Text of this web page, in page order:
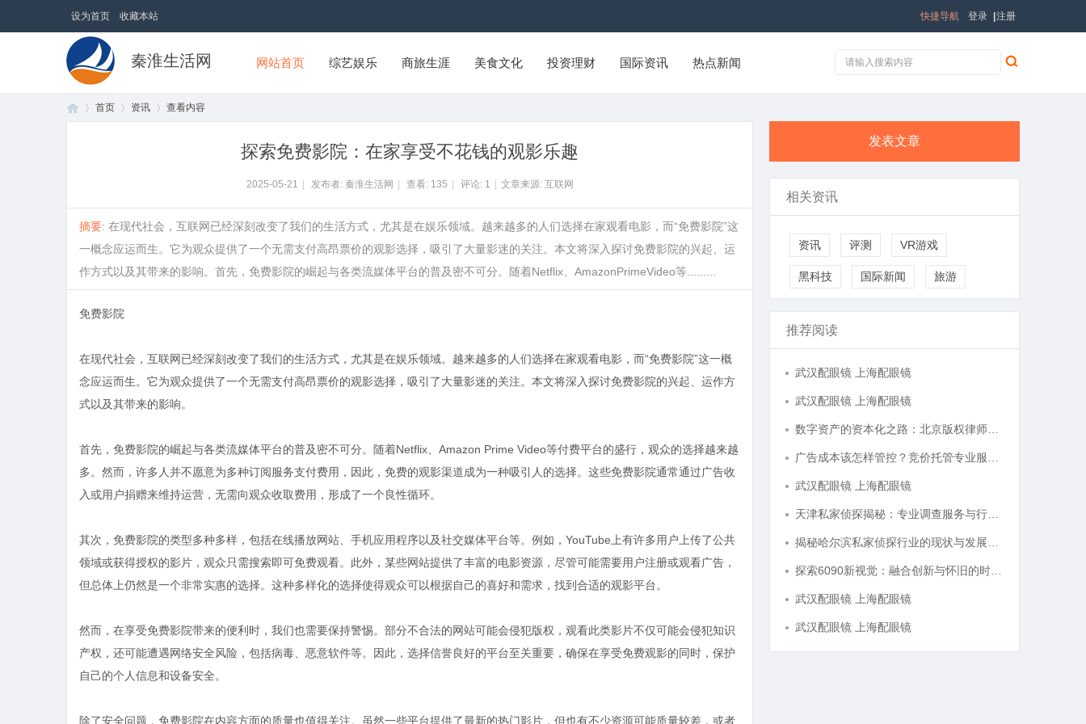
设为首页 收藏本站 登录 注册
快捷导航
秦淮生活网 网站首页 综艺娱乐 商旅生涯 美食文化 投资理财 国际资讯 热点新闻
首页 资讯 查看内容
探索免费影院：在家享受不花钱的观影乐趣
2025-05-21 发布者: 秦淮生活网 查看: 135 评论: 1 文章来源: 互联网
摘要: 在现代社会，互联网已经深刻改变了我们的生活方式，尤其是在娱乐领域。越来越多的人们选择在家观看电影，而“免费影院”这
一概念应运而生。它为观众提供了一个无需支付高昂票价的观影选择，吸引了大量影迷的关注。本文将深入探讨免费影院的兴起、运
作方式以及其带来的影响。首先，免费影院的崛起与各类流媒体平台的普及密不可分。随着Netflix、AmazonPrimeVideo等.........
免费影院
在现代社会，互联网已经深刻改变了我们的生活方式，尤其是在娱乐领域。越来越多的人们选择在家观看电影，而“免费影院”这一概
念应运而生。它为观众提供了一个无需支付高昂票价的观影选择，吸引了大量影迷的关注。本文将深入探讨免费影院的兴起、运作方
式以及其带来的影响。
首先，免费影院的崛起与各类流媒体平台的普及密不可分。随着Netflix、Amazon Prime Video等付费平台的盛行，观众的选择越来越
多。然而，许多人并不愿意为多种订阅服务支付费用，因此，免费的观影渠道成为一种吸引人的选择。这些免费影院通常通过广告收
入或用户捐赠来维持运营，无需向观众收取费用，形成了一个良性循环。
其次，免费影院的类型多种多样，包括在线播放网站、手机应用程序以及社交媒体平台等。例如，YouTube上有许多用户上传了公共
领域或获得授权的影片，观众只需搜索即可免费观看。此外，某些网站提供了丰富的电影资源，尽管可能需要用户注册或观看广告，
但总体上仍然是一个非常实惠的选择。这种多样化的选择使得观众可以根据自己的喜好和需求，找到合适的观影平台。
然而，在享受免费影院带来的便利时，我们也需要保持警惕。部分不合法的网站可能会侵犯版权，观看此类影片不仅可能会侵犯知识
产权，还可能遭遇网络安全风险，包括病毒、恶意软件等。因此，选择信誉良好的平台至关重要，确保在享受免费观影的同时，保护
自己的个人信息和设备安全。
除了安全问题，免费影院在内容方面的质量也值得关注。虽然一些平台提供了最新的热门影片，但也有不少资源可能质量较差，或者
发表文章
相关资讯
资讯 评测 VR游戏
黑科技 国际新闻 旅游
推荐阅读
武汉配眼镜 上海配眼镜
武汉配眼镜 上海配眼镜
武汉配眼镜 上海配眼镜
武汉配眼镜 上海配眼镜
武汉配眼镜 上海配眼镜